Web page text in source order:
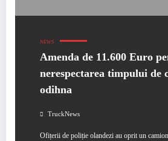
NEWS
Amenda de 11.600 Euro
nerespectarea timpului de
odihna
TruckNews
Ofițerii de poliție olandezi au oprit un